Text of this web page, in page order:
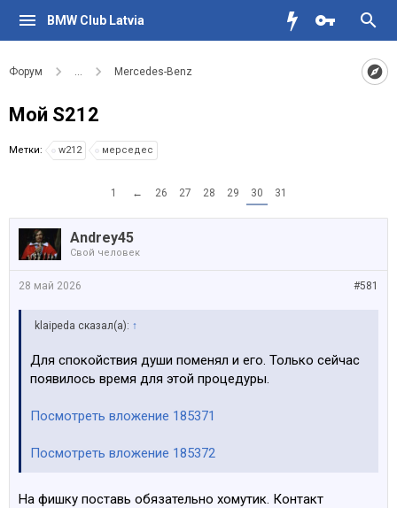
BMW Club Latvia
Форум ... Mercedes-Benz
Мой S212
Метки: w212 мерседес
1 ← 26 27 28 29 30 31
Andrey45
Свой человек
#581
28 май 2026
klaipeda сказал(а): ↑
Для спокойствия души поменял и его. Только сейчас
появилось время для этой процедуры.
Посмотреть вложение 185371
Посмотреть вложение 185372
На фишку поставь обязательно хомутик. Контакт